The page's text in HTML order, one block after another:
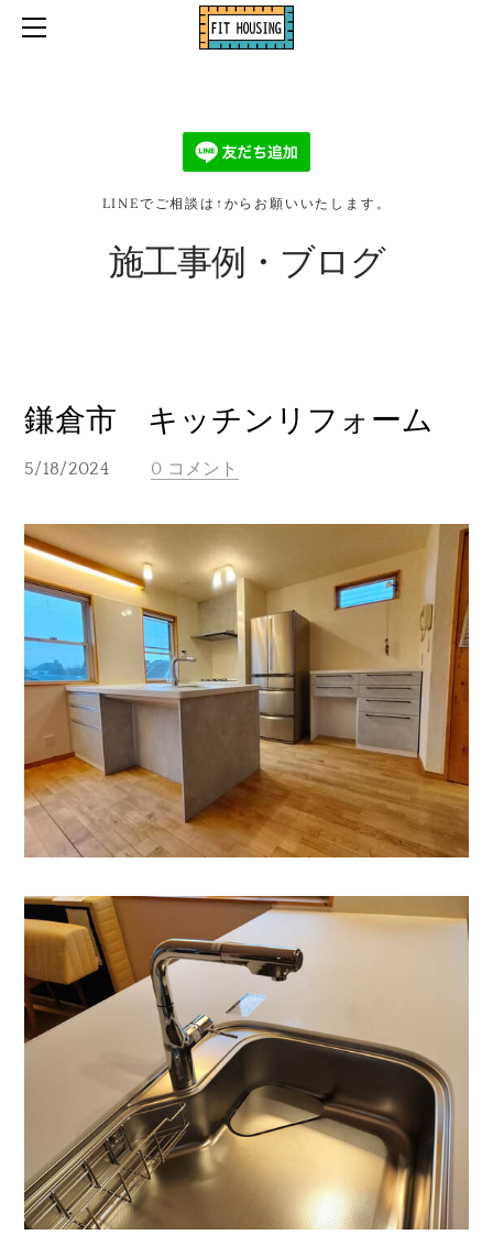
LINEでご相談は↑からお願いいたします。
施工事例・ブログ
鎌倉市 キッチンリフォーム
5/18/2024 0 コメント
ホーム
施工事例・ブログ
会社情報
2026リフォーム補助金